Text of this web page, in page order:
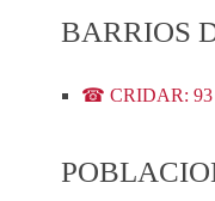
BARRIOS
☎ CRIDAR: 93